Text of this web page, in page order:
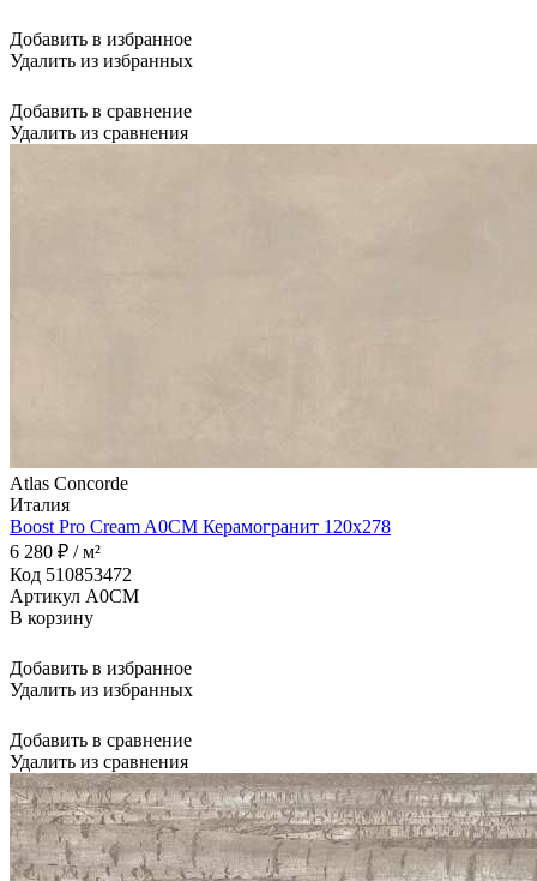
Добавить в избранное
Удалить из избранных
Добавить в сравнение
Удалить из сравнения
Atlas Concorde
Италия
Boost Pro Cream A0CM Керамогранит 120x278
6 280 ₽ / м²
Код 510853472
Артикул A0CM
В корзину
Добавить в избранное
Удалить из избранных
Добавить в сравнение
Удалить из сравнения